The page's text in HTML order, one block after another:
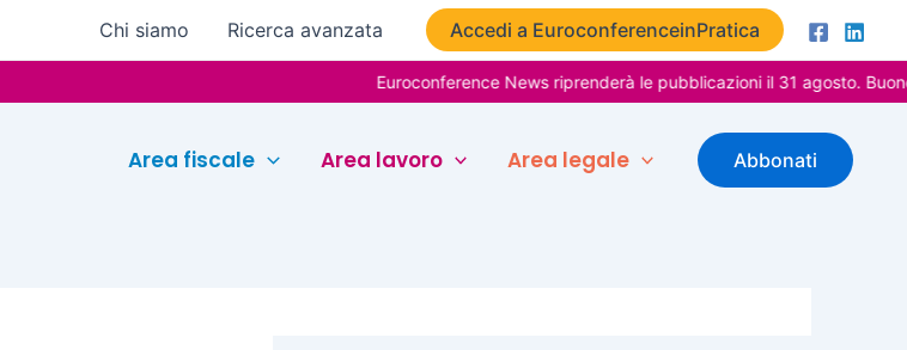
Chi siamo Ricerca avanzata Accedi a EuroconferenceinPratica
Euroconference News riprenderà le pubblicazioni il 31 agosto. Buone
Area fiscale Area lavoro Area legale Abbonati